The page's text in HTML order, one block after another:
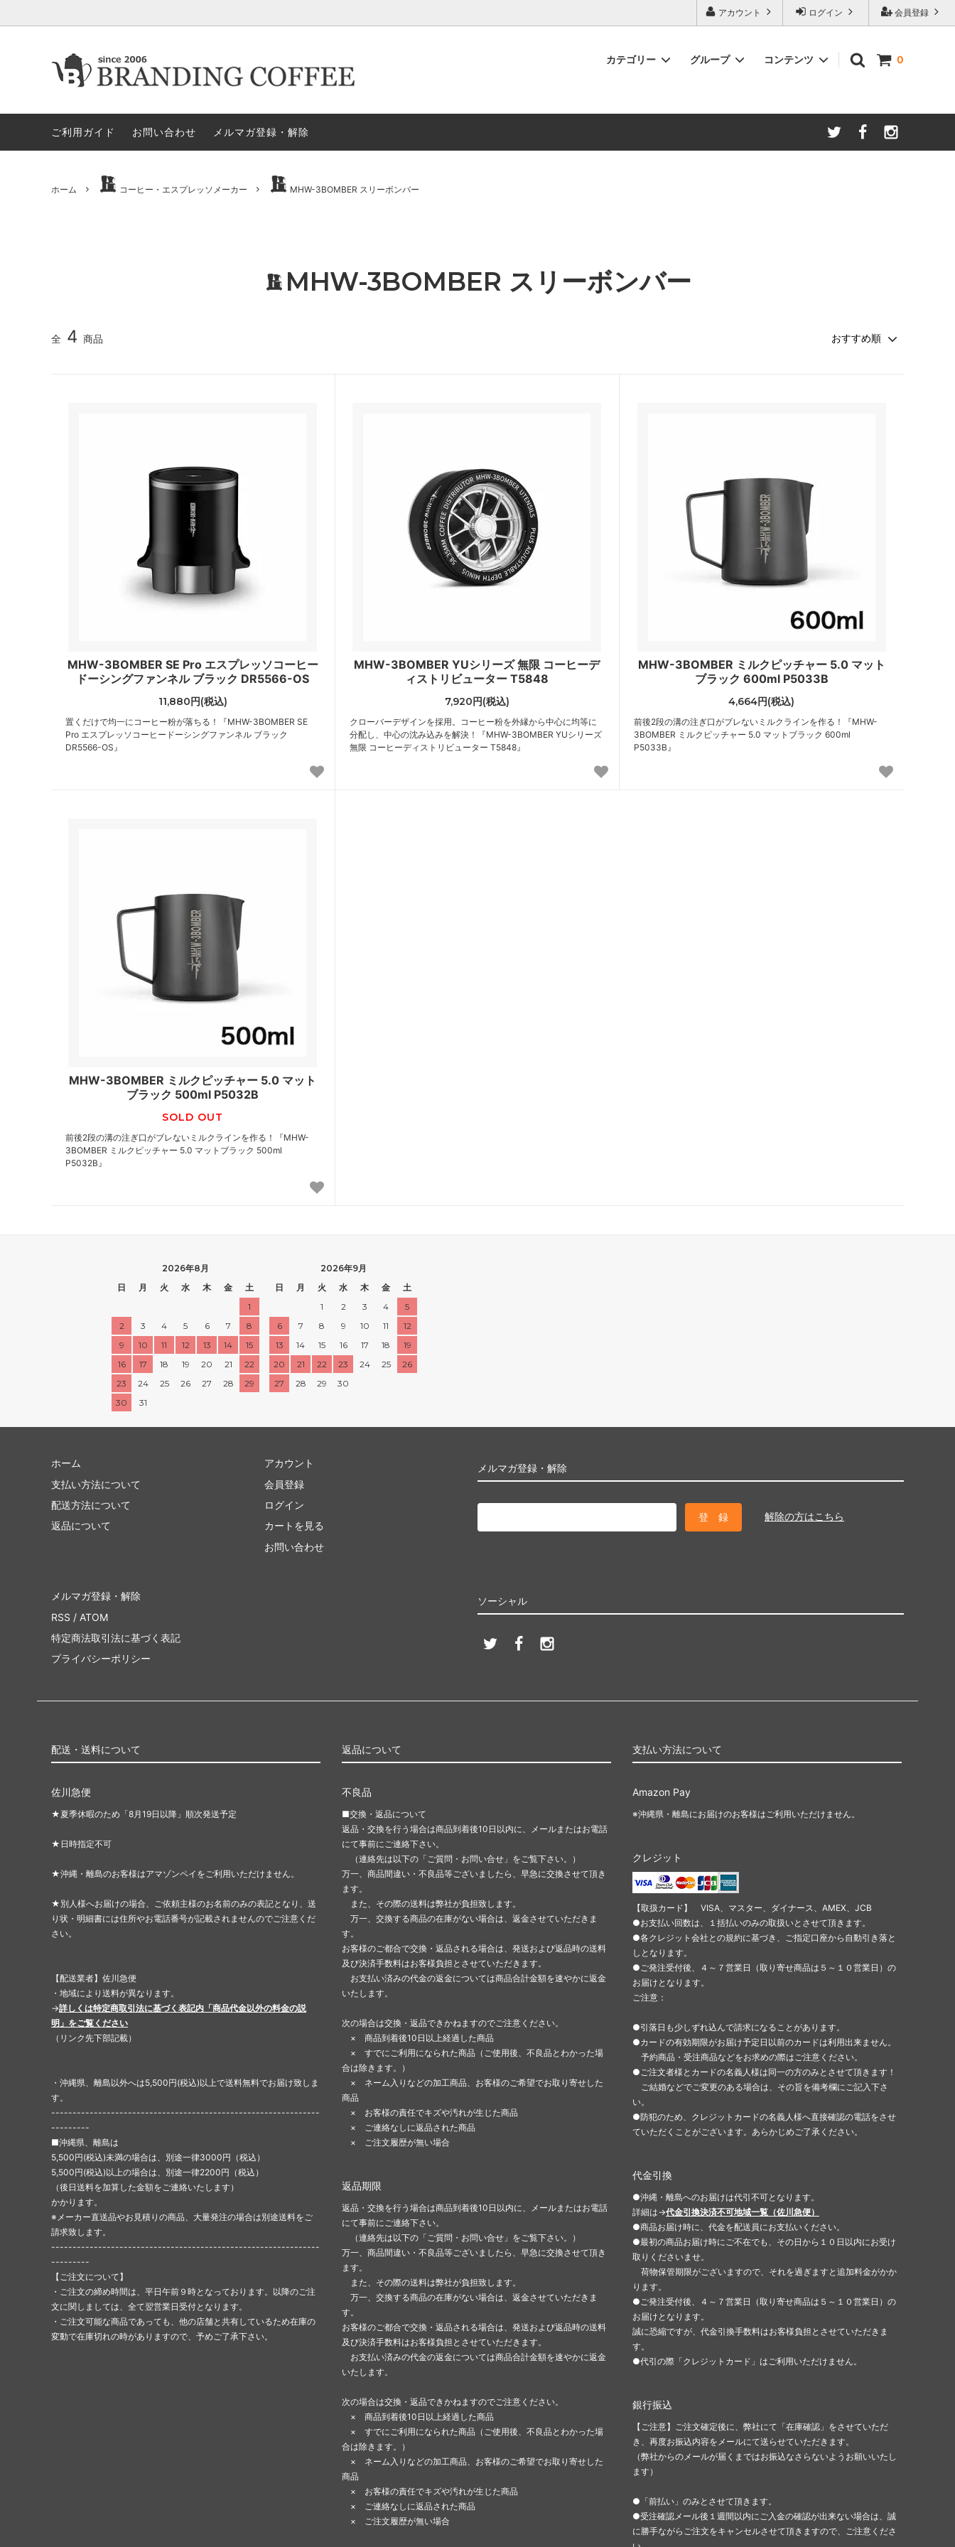
会員登録
ログイン
アカウント
0
カテゴリー
ロースター 生豆 手動ミル
電動ミル ペーパーフィルター ドリップケトル・ポット アイスコーヒー
モカ＝マキネッタ 保存
タ）
グループ
セット商品 ハリオ新商品 HARIO/ハリオ Kalita/カリタ
GLOCAL STANDARD PRODUCTS GSPNEW
コンテンツ
ご利用ガイド お問い合わせ メルマガ登録・解除
ホーム コーヒー・エスプレッソメーカー MHW-3BOMBER スリーボンバー
MHW-3BOMBER スリーボンバー
全 4 商品
MHW-3BOMBER SE Pro エスプレッソコーヒー
ドーシングファンネル ブラック DR5566-OS
11,880円(税込)
置くだけで均一にコーヒー粉が落ちる！『MHW-3BOMBER SE
Pro エスプレッソコーヒードーシングファンネル ブラック
DR5566-OS』
MHW-3BOMBER YUシリーズ 無限 コーヒーデ
ィストリビューター T5848
7,920円(税込)
クローバーデザインを採用。コーヒー粉を外縁から中心に均等に
分配し、中心の沈み込みを解決！『MHW-3BOMBER YUシリーズ
無限 コーヒーディストリビューター T5848』
MHW-3BOMBER ミルクピッチャー 5.0 マット
ブラック 600ml P5033B
4,664円(税込)
前後2段の溝の注ぎ口がブレないミルクラインを作る！『MHW-
3BOMBER ミルクピッチャー 5.0 マットブラック 600ml
P5033B』
MHW-3BOMBER ミルクピッチャー 5.0 マット
ブラック 500ml P5032B
SOLD OUT
前後2段の溝の注ぎ口がブレないミルクラインを作る！『MHW-
3BOMBER ミルクピッチャー 5.0 マットブラック 500ml
P5032B』
2026年8月
日
月 火 水 木 金
土
1
2
3 4 5 6 7
8
9
10 11 12 13 14
15
16
17 18 19 20 21
22
23
24 25 26 27 28
29
30
31
2026年9月
日
月 火 水 木 金
土
1
2 3 4
5
6
7 8 9 10 11
12
13
14 15 16 17 18
19
20
21 22 23 24 25
26
27
28 29 30
メルマガ登録・解除
解除の方はこちら
ホーム
支払い方法について
配送方法について
返品について
アカウント
会員登録
ログイン
カートを見る
お問い合わせ
ソーシャル
メルマガ登録・解除
RSS / ATOM
特定商法取引法に基づく表記
プライバシーポリシー
配送・送料について
佐川急便
★夏季休暇のため「8月19日以降」順次発送予定
★日時指定不可
★沖縄・離島のお客様はアマゾンペイをご利用いただけません。
★別人様へお届けの場合、ご依頼主様のお名前のみの表記となり、送
り状・明細書には住所やお電話番号が記載されませんのでご注意くだ
さい。
【配送業者】佐川急便
・地域により送料が異なります。
→詳しくは特定商取引法に基づく表記内「商品代金以外の料金の説
明」をご覧ください
（リンク先下部記載）
・沖縄県、離島以外へは5,500円(税込)以上で送料無料でお届け致しま
す。
---------------------------------------------------------------
---------
■沖縄県、離島は
5,500円(税込)未満の場合は、別途一律3000円（税込）
5,500円(税込)以上の場合は、別途一律2200円（税込）
（後日送料を加算した金額をご連絡いたします）
かかります。
※メーカー直送品やお見積りの商品、大量発注の場合は別途送料をご
請求致します。
---------------------------------------------------------------
---------
【ご注文について】
・ご注文の締め時間は、平日午前９時となっております。以降のご注
文に関しましては、全て翌営業日受付となります。
・ご注文可能な商品であっても、他の店舗と共有しているため在庫の
変動で在庫切れの時がありますので、予めご了承下さい。
返品について
不良品
■交換・返品について
返品・交換を行う場合は商品到着後10日以内に、メールまたはお電話
にて事前にご連絡下さい。
（連絡先は以下の「ご質問・お問い合せ」をご覧下さい。）
万一、商品間違い・不良品等ございましたら、早急に交換させて頂き
ます。
また、その際の送料は弊社が負担致します。
万一、交換する商品の在庫がない場合は、返金させていただきま
す。
お客様のご都合で交換・返品される場合は、発送および返品時の送料
及び決済手数料はお客様負担とさせていただきます。
お支払い済みの代金の返金については商品合計金額を速やかに返金
いたします。
次の場合は交換・返品できかねますのでご注意ください。
× 商品到着後10日以上経過した商品
× すでにご利用になられた商品（ご使用後、不良品とわかった場
合は除きます。）
× ネーム入りなどの加工商品、お客様のご希望でお取り寄せした
商品
× お客様の責任でキズや汚れが生じた商品
× ご連絡なしに返品された商品
× ご注文履歴が無い場合
返品期限
返品・交換を行う場合は商品到着後10日以内に、メールまたはお電話
にて事前にご連絡下さい。
（連絡先は以下の「ご質問・お問い合せ」をご覧下さい。）
万一、商品間違い・不良品等ございましたら、早急に交換させて頂き
ます。
また、その際の送料は弊社が負担致します。
万一、交換する商品の在庫がない場合は、返金させていただきま
す。
お客様のご都合で交換・返品される場合は、発送および返品時の送料
及び決済手数料はお客様負担とさせていただきます。
お支払い済みの代金の返金については商品合計金額を速やかに返金
いたします。
次の場合は交換・返品できかねますのでご注意ください。
× 商品到着後10日以上経過した商品
× すでにご利用になられた商品（ご使用後、不良品とわかった場
合は除きます。）
× ネーム入りなどの加工商品、お客様のご希望でお取り寄せした
商品
× お客様の責任でキズや汚れが生じた商品
× ご連絡なしに返品された商品
× ご注文履歴が無い場合
支払い方法について
Amazon Pay
※沖縄県・離島にお届けのお客様はご利用いただけません。
クレジット
【取扱カード】 VISA、マスター、ダイナース、AMEX、JCB
●お支払い回数は、１括払いのみの取扱いとさせて頂きます。
●各クレジット会社との規約に基づき、ご指定口座から自動引き落と
しとなります。
●ご発注受付後、４～７営業日（取り寄せ商品は５～１０営業日）の
お届けとなります。
ご注意：
●引落日も少しずれ込んで請求になることがあります。
●カードの有効期限がお届け予定日以前のカードは利用出来ません。
予約商品・受注商品などをお求めの際はご注意ください。
●ご注文者様とカードの名義人様は同一の方のみとさせて頂きます！
ご結婚などでご変更のある場合は、その旨を備考欄にご記入下さ
い。
●防犯のため、クレジットカードの名義人様へ直接確認の電話をさせ
ていただくことがございます。あらかじめご了承ください。
代金引換
●沖縄・離島へのお届けは代引不可となります。
詳細は→代金引換決済不可地域一覧（佐川急便）
●商品お届け時に、代金を配送員にお支払いください。
●最初の商品お届け時にご不在でも、その日から１０日以内にお受け
取りくださいませ。
荷物保管期限がございますので、それを過ぎますと追加料金がかか
ります。
●ご発注受付後、４～７営業日（取り寄せ商品は５～１０営業日）の
お届けとなります。
誠に恐縮ですが、代金引換手数料はお客様負担とさせていただきま
す。
●代引の際「クレジットカード」はご利用いただけません。
銀行振込
【ご注意】ご注文確定後に、弊社にて「在庫確認」をさせていただ
き、再度お振込内容をメールにて送らせていただきます。
（弊社からのメールが届くまではお振込なさらないようお願いいたし
ます）
●「前払い」のみとさせて頂きます。
●受注確認メール後１週間以内にご入金の確認が出来ない場合は、誠
に勝手ながらご注文をキャンセルさせて頂きますので、ご注意くださ